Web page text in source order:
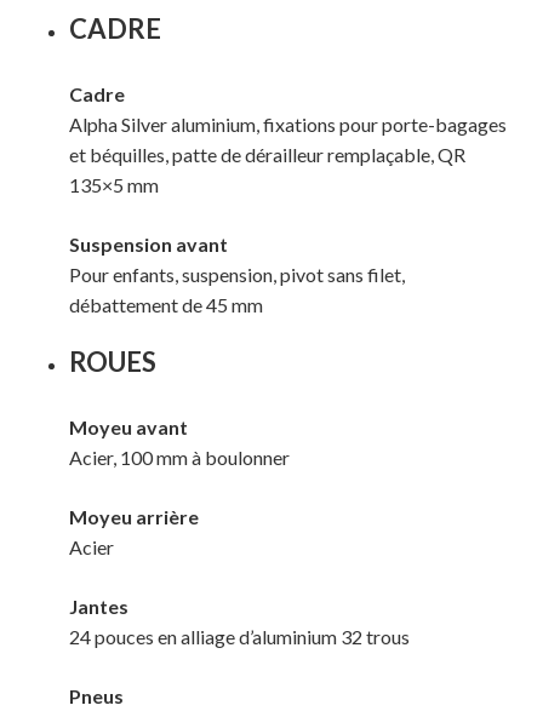
CADRE
Cadre
Alpha Silver aluminium, fixations pour porte-bagages
et béquilles, patte de dérailleur remplaçable, QR
135×5 mm
Suspension avant
Pour enfants, suspension, pivot sans filet,
débattement de 45 mm
ROUES
Moyeu avant
Acier, 100 mm à boulonner
Moyeu arrière
Acier
Jantes
24 pouces en alliage d’aluminium 32 trous
Pneus